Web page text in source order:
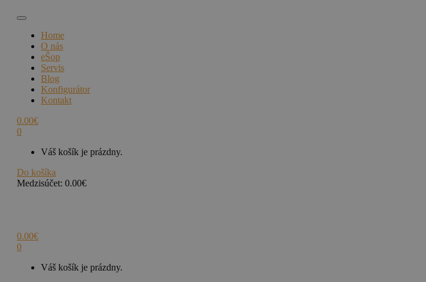
Home
O nás
eŠop
Servis
Blog
Konfigurátor
Kontakt
0.00€
0
Váš košík je prázdny.
Do košíka
Medzisúčet: 0.00€
0.00€
0
Váš košík je prázdny.